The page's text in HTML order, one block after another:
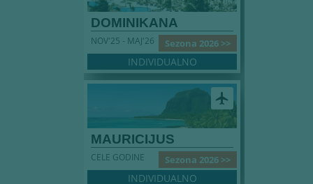
DOMINIKANA
Sezona 2026 >>
NOV'25 - MAJ'26
INDIVIDUALNO
airplanemode_active
MAURICIJUS
Sezona 2026 >>
CELE GODINE
INDIVIDUALNO